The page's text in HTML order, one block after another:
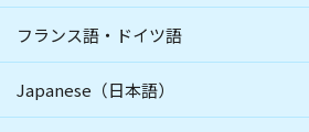
フランス語・ドイツ語
Japanese（日本語）